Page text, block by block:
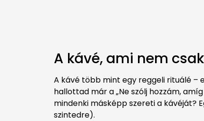
A kávé, ami nem
A kávé több mint egy reggeli rituálé –
hallottad már a „Ne szólj hozzám,
mindenki másképp szereti a kávéját?
szintedre).